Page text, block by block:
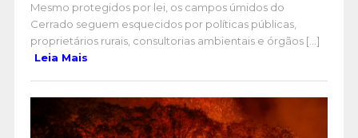
Mesmo protegidos por lei, os campos úmidos do
Cerrado seguem esquecidos por políticas públicas,
proprietários rurais, consultorias ambientais e órgãos [...]
Leia Mais